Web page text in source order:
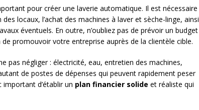
pour créer une laverie automatique. Il est nécessaire
locaux, l’achat des machines à laver et sèche-linge, ainsi
éventuels. En outre, n’oubliez pas de prévoir un budget
promouvoir votre entreprise auprès de la clientèle cible.
pas négliger : électricité, eau, entretien des machines,
de postes de dépenses qui peuvent rapidement peser
d’établir un plan financier solide et réaliste qui